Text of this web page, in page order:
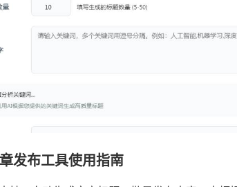
发布工具使用指南